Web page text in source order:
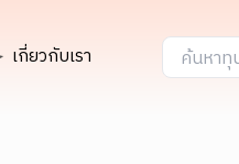
เกี่ยวกับเรา